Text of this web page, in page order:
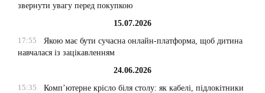
звернути увагу перед покупкою
15.07.2026
17:55
Якою має бути сучасна онлайн-платформа, щоб дитина
навчалася із зацікавленням
24.06.2026
15:35
Комп’ютерне крісло біля столу: як кабелі, підлокітники